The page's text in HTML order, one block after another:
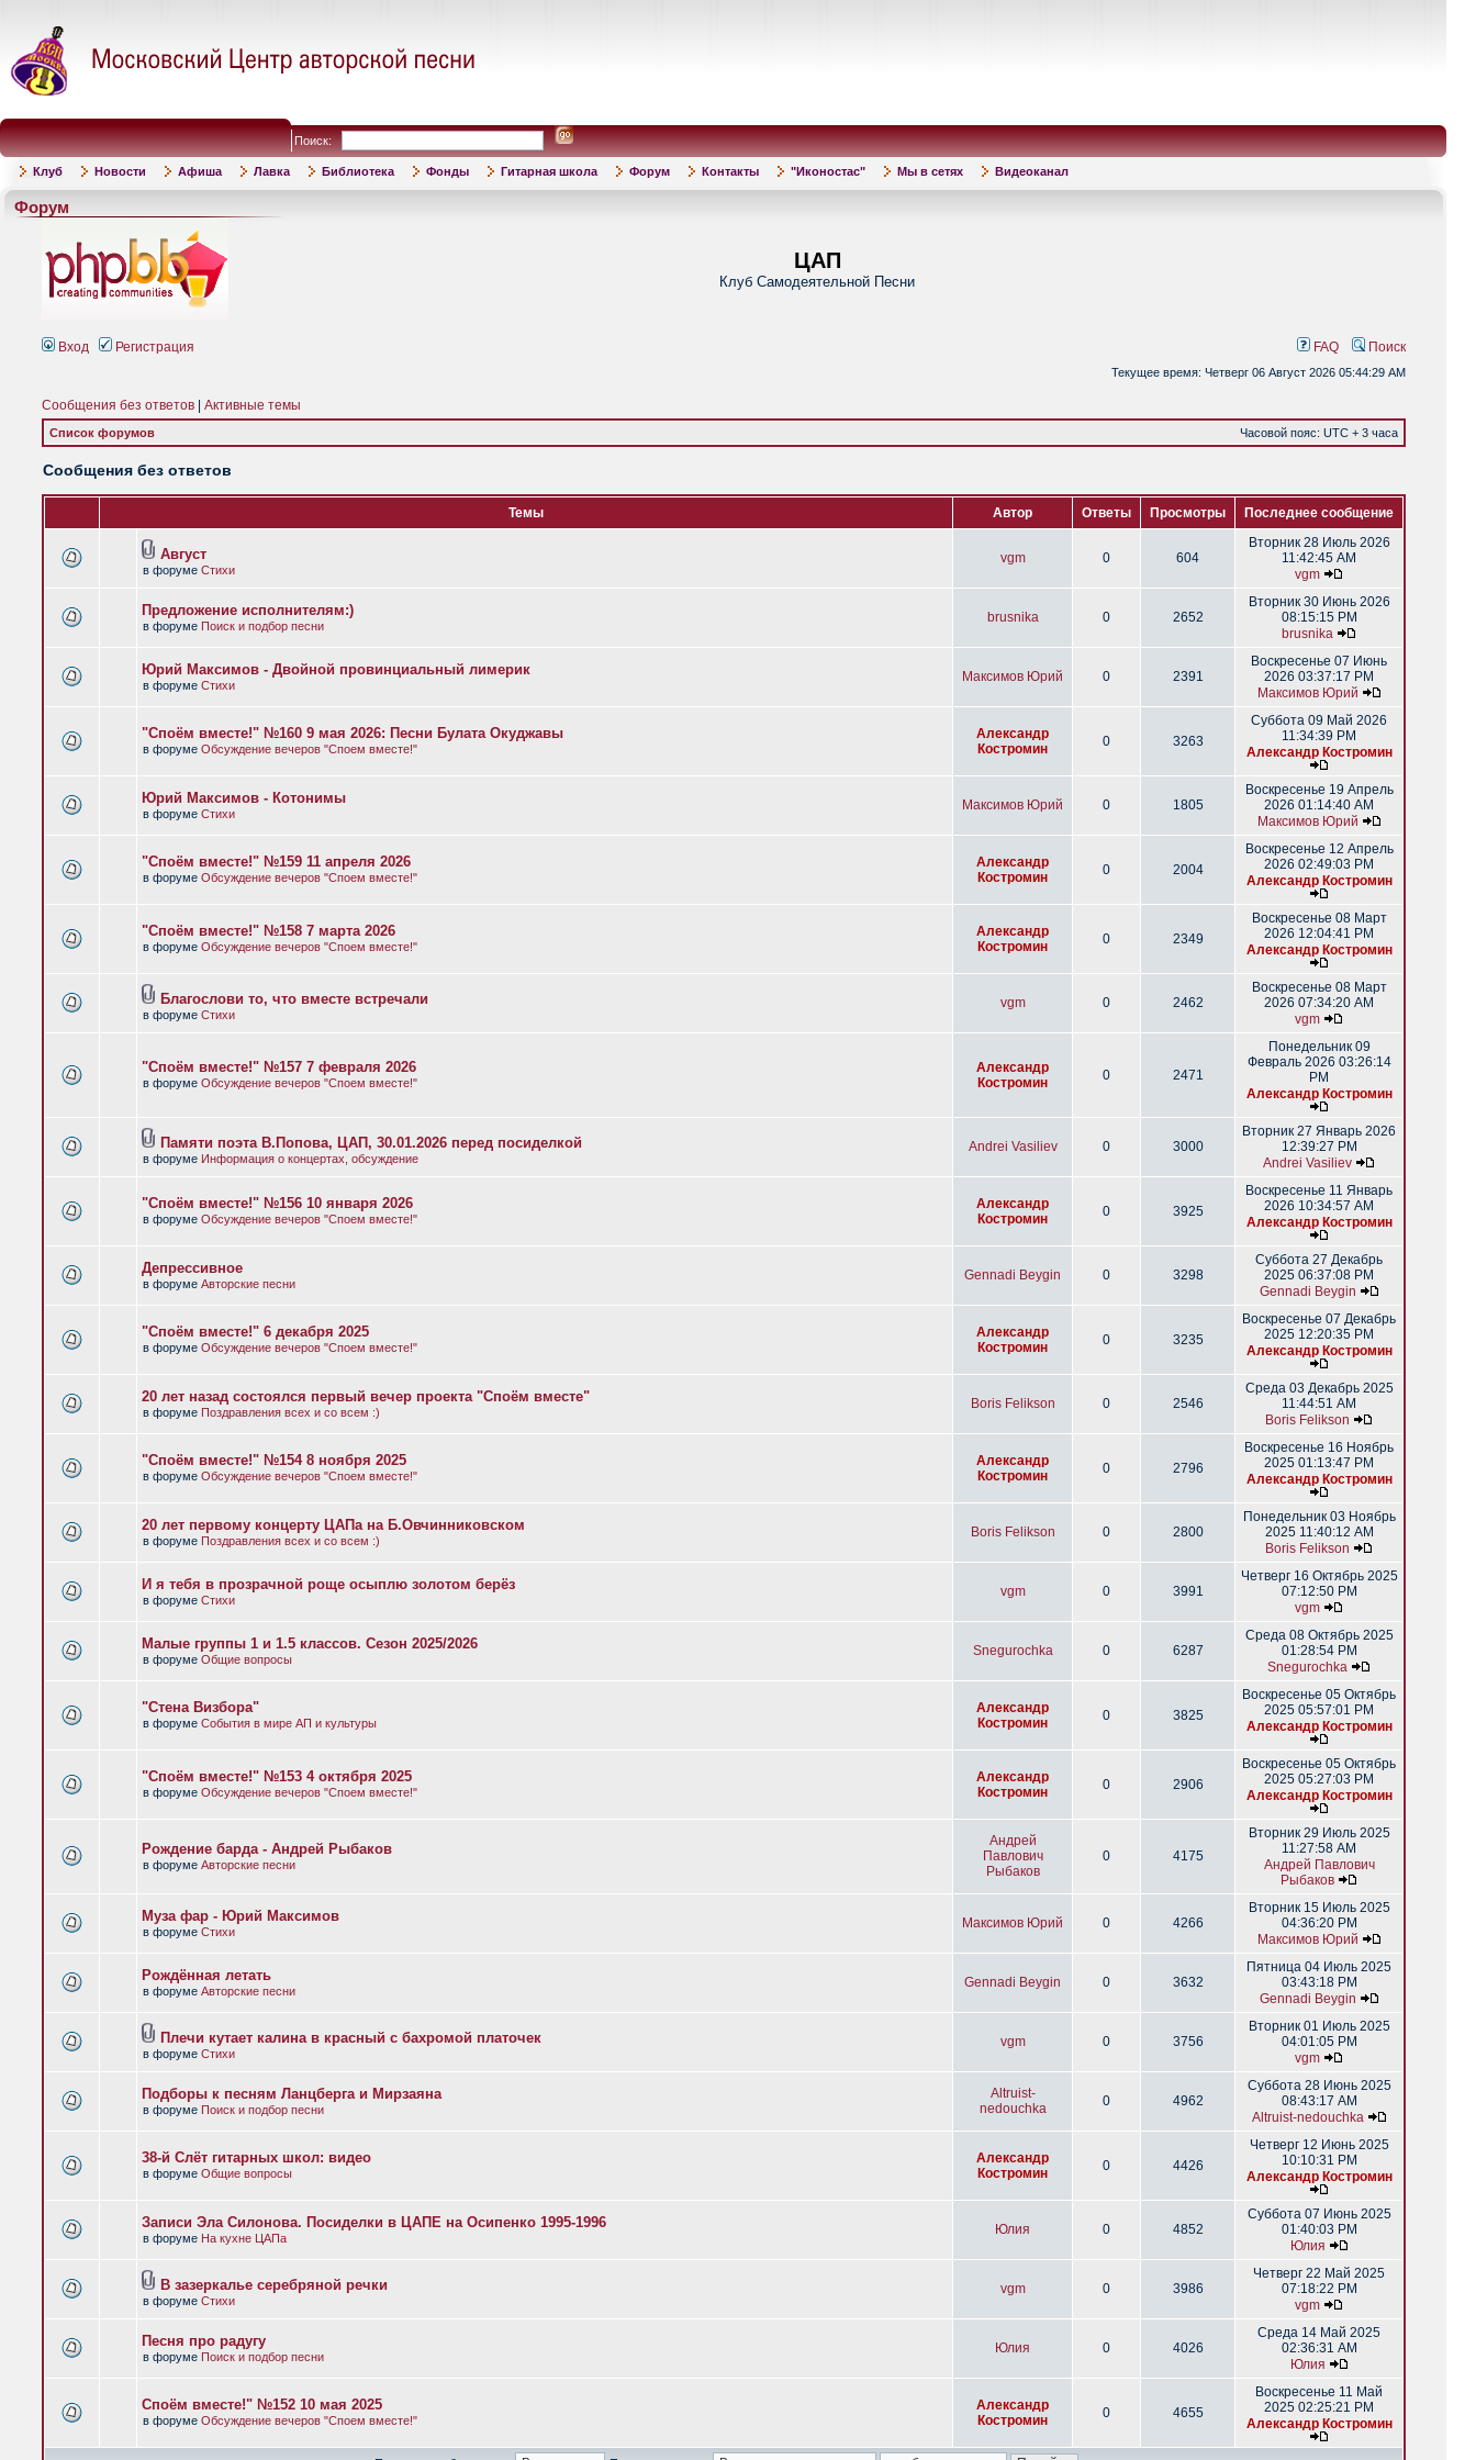
Поиск:
Клуб Новости Афиша Лавка Библиотека Фонды Гитарная школа Форум Контакты "Иконостас" Мы в сетях Видеоканал
Форум
ЦАП
Клуб Самодеятельной Песни
Вход Регистрация FAQ Поиск
Текущее время: Четверг 06 Август 2026 05:44:29 AM
Сообщения без ответов Активные темы
Список форумов Часовой пояс: UTC + 3 часа
Сообщения без ответов
Темы Автор Ответы Просмотры Последнее сообщение
Август
в форуме Стихи
vgm 0 604
Вторник 28 Июль 2026
11:42:45 AM
vgm
Предложение исполнителям:)
в форуме Поиск и подбор песни
brusnika 0 2652
Вторник 30 Июнь 2026
08:15:15 PM
brusnika
Юрий Максимов - Двойной провинциальный лимерик
в форуме Стихи
Максимов Юрий 0 2391
Воскресенье 07 Июнь
2026 03:37:17 PM
Максимов Юрий
"Споём вместе!" №160 9 мая 2026: Песни Булата Окуджавы
в форуме Обсуждение вечеров "Споем вместе!"
Александр
Костромин
0 3263
Суббота 09 Май 2026
11:34:39 PM
Александр Костромин
Юрий Максимов - Котонимы
в форуме Стихи
Максимов Юрий 0 1805
Воскресенье 19 Апрель
2026 01:14:40 AM
Максимов Юрий
"Споём вместе!" №159 11 апреля 2026
в форуме Обсуждение вечеров "Споем вместе!"
Александр
Костромин
0 2004
Воскресенье 12 Апрель
2026 02:49:03 PM
Александр Костромин
"Споём вместе!" №158 7 марта 2026
в форуме Обсуждение вечеров "Споем вместе!"
Александр
Костромин
0 2349
Воскресенье 08 Март
2026 12:04:41 PM
Александр Костромин
Благослови то, что вместе встречали
в форуме Стихи
vgm 0 2462
Воскресенье 08 Март
2026 07:34:20 AM
vgm
"Споём вместе!" №157 7 февраля 2026
в форуме Обсуждение вечеров "Споем вместе!"
Александр
Костромин
0 2471
Понедельник 09
Февраль 2026 03:26:14
PM
Александр Костромин
Памяти поэта В.Попова, ЦАП, 30.01.2026 перед посиделкой
в форуме Информация о концертах, обсуждение
Andrei Vasiliev 0 3000
Вторник 27 Январь 2026
12:39:27 PM
Andrei Vasiliev
"Споём вместе!" №156 10 января 2026
в форуме Обсуждение вечеров "Споем вместе!"
Александр
Костромин
0 3925
Воскресенье 11 Январь
2026 10:34:57 AM
Александр Костромин
Депрессивное
в форуме Авторские песни
Gennadi Beygin 0 3298
Суббота 27 Декабрь
2025 06:37:08 PM
Gennadi Beygin
"Споём вместе!" 6 декабря 2025
в форуме Обсуждение вечеров "Споем вместе!"
Александр
Костромин
0 3235
Воскресенье 07 Декабрь
2025 12:20:35 PM
Александр Костромин
20 лет назад состоялся первый вечер проекта "Споём вместе"
в форуме Поздравления всех и со всем :)
Boris Felikson 0 2546
Среда 03 Декабрь 2025
11:44:51 AM
Boris Felikson
"Споём вместе!" №154 8 ноября 2025
в форуме Обсуждение вечеров "Споем вместе!"
Александр
Костромин
0 2796
Воскресенье 16 Ноябрь
2025 01:13:47 PM
Александр Костромин
20 лет первому концерту ЦАПа на Б.Овчинниковском
в форуме Поздравления всех и со всем :)
Boris Felikson 0 2800
Понедельник 03 Ноябрь
2025 11:40:12 AM
Boris Felikson
И я тебя в прозрачной роще осыплю золотом берёз
в форуме Стихи
vgm 0 3991
Четверг 16 Октябрь 2025
07:12:50 PM
vgm
Малые группы 1 и 1.5 классов. Сезон 2025/2026
в форуме Общие вопросы
Snegurochka 0 6287
Среда 08 Октябрь 2025
01:28:54 PM
Snegurochka
"Стена Визбора"
в форуме События в мире АП и культуры
Александр
Костромин
0 3825
Воскресенье 05 Октябрь
2025 05:57:01 PM
Александр Костромин
"Споём вместе!" №153 4 октября 2025
в форуме Обсуждение вечеров "Споем вместе!"
Александр
Костромин
0 2906
Воскресенье 05 Октябрь
2025 05:27:03 PM
Александр Костромин
Рождение барда - Андрей Рыбаков
в форуме Авторские песни
Андрей
Павлович
Рыбаков
0 4175
Вторник 29 Июль 2025
11:27:58 AM
Андрей Павлович
Рыбаков
Муза фар - Юрий Максимов
в форуме Стихи
Максимов Юрий 0 4266
Вторник 15 Июль 2025
04:36:20 PM
Максимов Юрий
Рождённая летать
в форуме Авторские песни
Gennadi Beygin 0 3632
Пятница 04 Июль 2025
03:43:18 PM
Gennadi Beygin
Плечи кутает калина в красный с бахромой платочек
в форуме Стихи
vgm 0 3756
Вторник 01 Июль 2025
04:01:05 PM
vgm
Подборы к песням Ланцберга и Мирзаяна
в форуме Поиск и подбор песни
Altruist-
nedouchka
0 4962
Суббота 28 Июнь 2025
08:43:17 AM
Altruist-nedouchka
38-й Слёт гитарных школ: видео
в форуме Общие вопросы
Александр
Костромин
0 4426
Четверг 12 Июнь 2025
10:10:31 PM
Александр Костромин
Записи Эла Силонова. Посиделки в ЦАПЕ на Осипенко 1995-1996
в форуме На кухне ЦАПа
Юлия 0 4852
Суббота 07 Июнь 2025
01:40:03 PM
Юлия
В зазеркалье серебряной речки
в форуме Стихи
vgm 0 3986
Четверг 22 Май 2025
07:18:22 PM
vgm
Песня про радугу
в форуме Поиск и подбор песни
Юлия 0 4026
Среда 14 Май 2025
02:36:31 AM
Юлия
Споём вместе!" №152 10 мая 2025
в форуме Обсуждение вечеров "Споем вместе!"
Александр
Костромин
0 4655
Воскресенье 11 Май
2025 02:25:21 PM
Александр Костромин